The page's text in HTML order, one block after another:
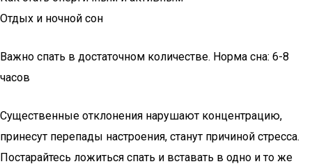
Отдых и ночной сон
Важно спать в достаточном количестве. Норма сна: 6-8
часов
Существенные отклонения нарушают концентрацию,
принесут перепады настроения, станут причиной стресса.
Постарайтесь ложиться спать и вставать в одно и то же